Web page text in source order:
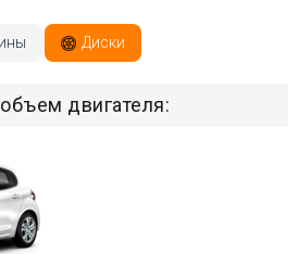
Диски
двигателя: